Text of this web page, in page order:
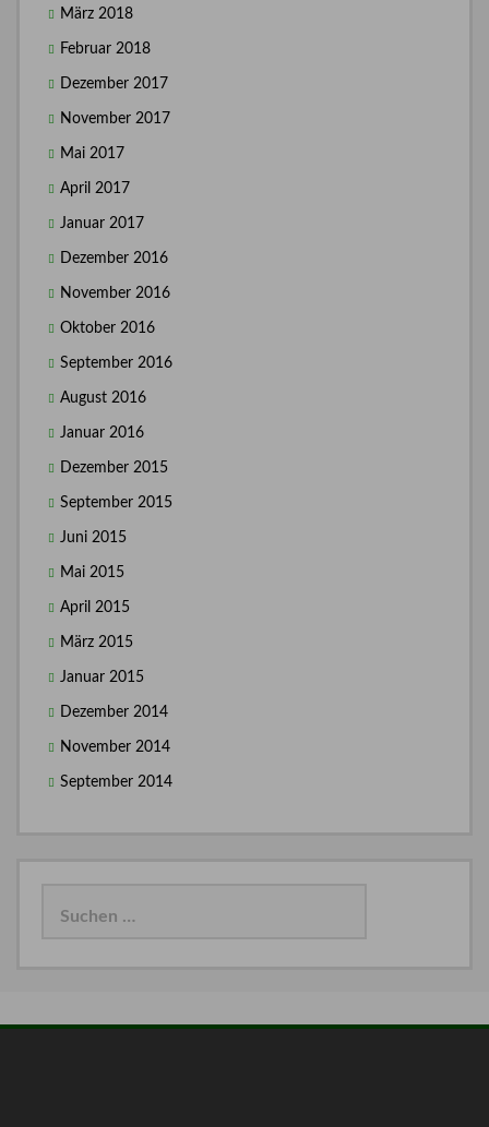
März 2018
Februar 2018
Dezember 2017
November 2017
Mai 2017
April 2017
Januar 2017
Dezember 2016
November 2016
Oktober 2016
September 2016
August 2016
Januar 2016
Dezember 2015
September 2015
Juni 2015
Mai 2015
April 2015
März 2015
Januar 2015
Dezember 2014
November 2014
September 2014